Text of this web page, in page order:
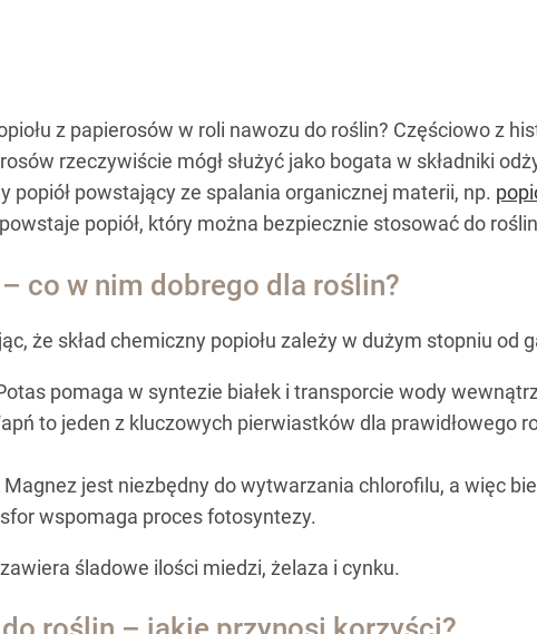
z papierosów w roli nawozu do roślin? Częściowo z
rzeczywiście mógł służyć jako bogata w składniki
popiół powstający ze spalania organicznej materii, np.
popiół, który można bezpiecznie stosować do
co w nim dobrego dla roślin?
że skład chemiczny popiołu zależy w dużym stopniu od
pomaga w syntezie białek i transporcie wody
to jeden z kluczowych pierwiastków dla prawidłowego
jest niezbędny do wytwarzania chlorofilu, a więc
wspomaga proces fotosyntezy.
śladowe ilości miedzi, żelaza i cynku.